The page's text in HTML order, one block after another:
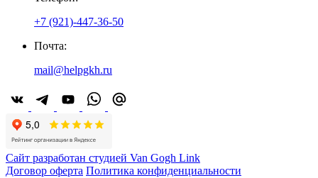
+7 (921)-447-36-50
Почта:
mail@helpgkh.ru
Сайт разработан студией Van Gogh Link
Договор оферта Политика конфиденциальности